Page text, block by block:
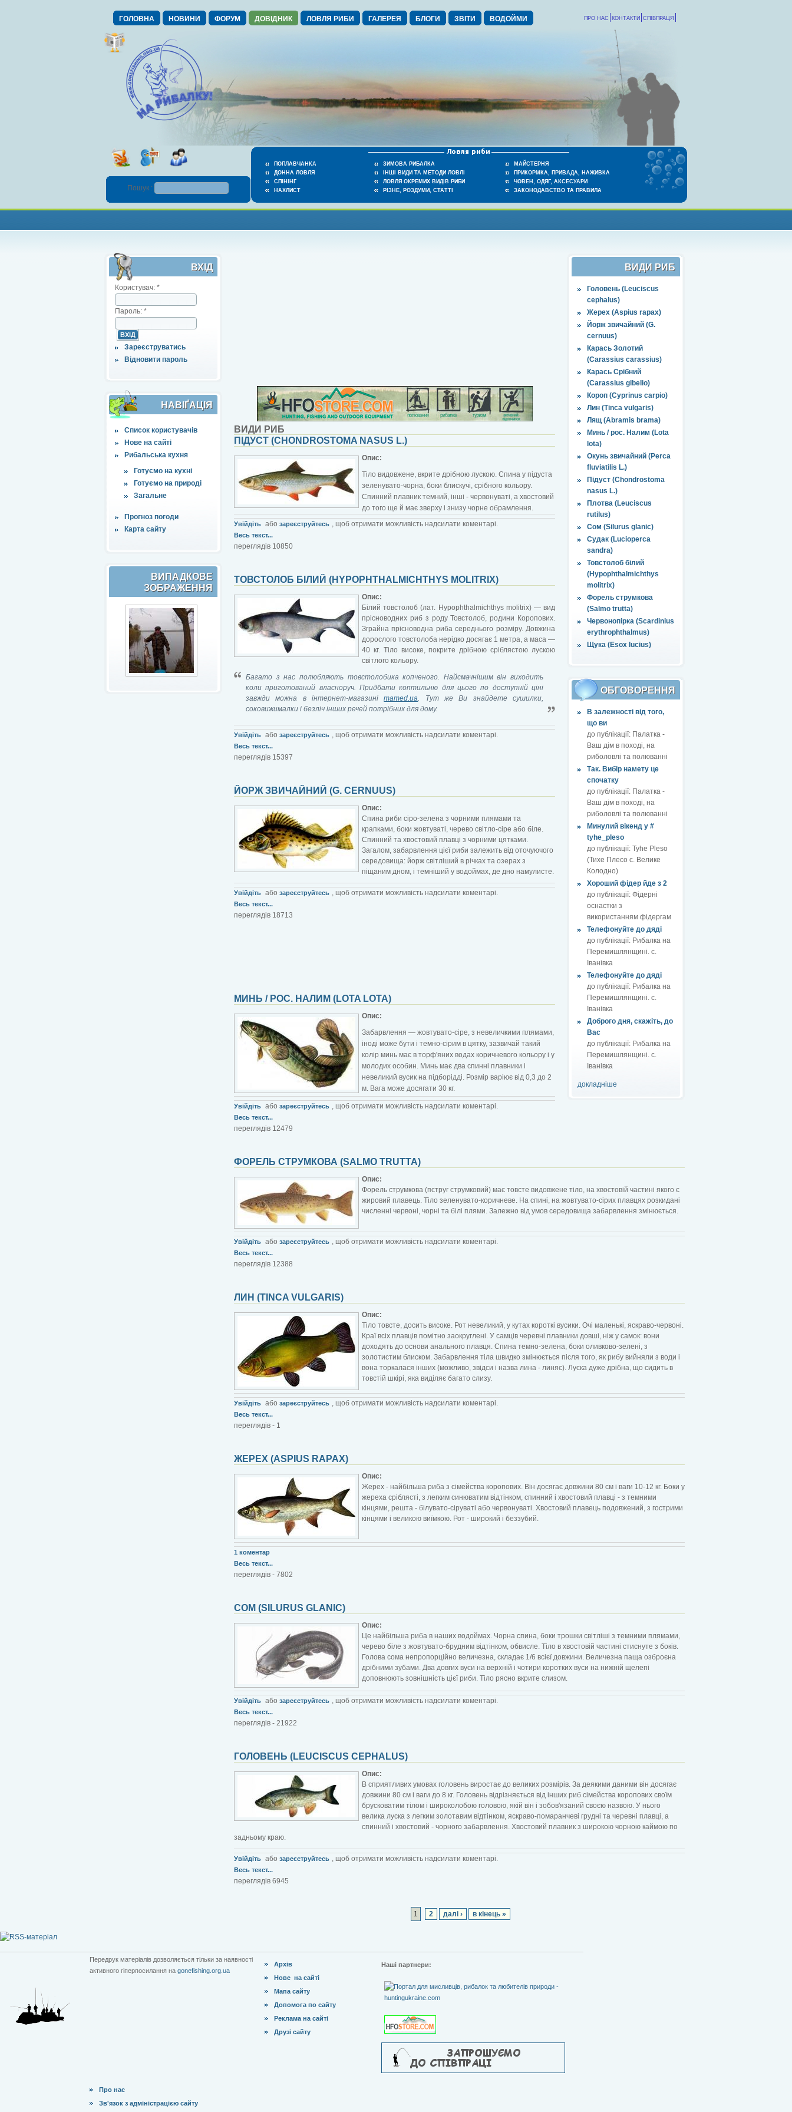
ГОЛОВНА НОВИНИ ФОРУМ ДОВІДНИК ЛОВЛЯ РИБИ ГАЛЕРЕЯ БЛОГИ ЗВІТИ ВОДОЙМИ СПІВПРАЦЯ
КОНТАКТИ
ПРО НАС
ПОПЛАВЧАНКА
ДОННА ЛОВЛЯ
СПІНІНГ
НАХЛИСТ
ЗИМОВА РИБАЛКА
ІНШІ ВИДИ ТА МЕТОДИ ЛОВЛІ
ЛОВЛЯ ОКРЕМИХ ВИДІВ РИБИ
РІЗНЕ, РОЗДУМИ, СТАТТІ
МАЙСТЕРНЯ
ПРИКОРМКА, ПРИВАДА, НАЖИВКА
ЧОВЕН, ОДЯГ, АКСЕСУАРИ
ЗАКОНОДАВСТВО ТА ПРАВИЛА
Пошук :
ВХІД
Користувач: *
Пароль: *
Зареєструватись
Відновити пароль
НАВІҐАЦІЯ
Список користувачів
Нове на сайті
Рибальська кухня
Готуємо на кухні
Готуємо на природі
Загальне
Прогноз погоди
Карта сайту
ВИПАДКОВЕ
ЗОБРАЖЕННЯ
ВИДИ РИБ
Головень (Leuciscus
cephalus)
Жерех (Aspius rapax)
Йорж звичайний (G.
cernuus)
Карась Золотий
(Carassius carassius)
Карась Срібний
(Carassius gibelio)
Короп (Cyprinus carpio)
Лин (Tinca vulgaris)
Лящ (Abramis brama)
Минь / рос. Налим (Lota
lota)
Окунь звичайний (Perca
fluviatilis L.)
Підуст (Chondrostoma
nasus L.)
Плотва (Leuciscus
rutilus)
Сом (Silurus glanic)
Судак (Lucioperca
sandra)
Товстолоб білий
(Hypophthalmichthys
molitrix)
Форель струмкова
(Salmo trutta)
Червонопірка (Scardinius
erythrophthalmus)
Щука (Esox lucius)
ОБГОВОРЕННЯ
В залежності від того,
що ви
до публікації: Палатка -
Ваш дім в поході, на
риболовлі та полюванні
Так. Вибір намету це
спочатку
до публікації: Палатка -
Ваш дім в поході, на
риболовлі та полюванні
Минулий вікенд у #
tyhe_pleso
до публікації: Tyhe Pleso
(Тихе Плесо с. Велике
Колодно)
Хороший фідер йде з 2
до публікації: Фідерні
оснастки з
використанням фідергам
Телефонуйте до дяді
до публікації: Рибалка на
Перемишлянщині. с.
Іванівка
Телефонуйте до дяді
до публікації: Рибалка на
Перемишлянщині. с.
Іванівка
Доброго дня, скажіть, до
Вас
до публікації: Рибалка на
Перемишлянщині. с.
Іванівка
докладніше
ВИДИ РИБ
ПІДУСТ (CHONDROSTOMA NASUS L.)
Опис:
Тіло видовжене, вкрите дрібною лускою. Спина у підуста
зеленувато-чорна, боки блискучі, срібного кольору.
Спинний плавник темний, інші - червонуваті, а хвостовий
до того ще й має зверху і знизу чорне обрамлення.
Увійдіть або зареєструйтесь , щоб отримати можливість надсилати коментарі.
Весь текст...
переглядів 10850
ТОВСТОЛОБ БІЛИЙ (HYPOPHTHALMICHTHYS MOLITRIX)
Опис:
Білий товстолоб (лат. Hypophthalmichthys molitrix) — вид
прісноводних риб з роду Товстолоб, родини Коропових.
Зграйна прісноводна риба середнього розміру. Довжина
дорослого товстолоба нерідко досягає 1 метра, а маса —
40 кг. Тіло високе, покрите дрібною сріблястою лускою
світлого кольору.
Багато з нас полюбляють товстолобика копченого. Найсмачнішим він виходить
коли приготований власноруч. Придбати коптильню для цього по доступній ціні
завжди можна в інтернет-магазиніmamed.ua. Тут же Ви знайдете сушилки,
соковижималки і безліч інших речей потрібних для дому.
Увійдіть або зареєструйтесь , щоб отримати можливість надсилати коментарі.
Весь текст...
переглядів 15397
ЙОРЖ ЗВИЧАЙНИЙ (G. CERNUUS)
Опис:
Спина риби сіро-зелена з чорними плямами та
крапками, боки жовтуваті, черево світло-сіре або біле.
Спинний та хвостовий плавці з чорними цятками.
Загалом, забарвлення цієї риби залежить від оточуючого
середовища: йорж світліший в річках та озерах з
піщаним дном, і темніший у водоймах, де дно намулисте.
Увійдіть або зареєструйтесь , щоб отримати можливість надсилати коментарі.
Весь текст...
переглядів 18713
МИНЬ / РОС. НАЛИМ (LOTA LOTA)
Опис:
Забарвлення — жовтувато-сіре, з невеличкими плямами,
іноді може бути і темно-сірим в цятку, зазвичай такий
колір минь має в торф'яних водах коричневого кольору і у
молодих особин. Минь має два спинні плавники і
невеликий вусик на підборідді. Розмір варіює від 0,3 до 2
м. Вага може досягати 30 кг.
Увійдіть або зареєструйтесь , щоб отримати можливість надсилати коментарі.
Весь текст...
переглядів 12479
ФОРЕЛЬ СТРУМКОВА (SALMO TRUTTA)
Опис:
Форель струмкова (пструг струмковий) має товсте видовжене тіло, на хвостовій частині якого є
жировий плавець. Тіло зеленувато-коричневе. На спині, на жовтувато-сірих плавцях розкидані
численні червоні, чорні та білі плями. Залежно від умов середовища забарвлення змінюється.
Увійдіть або зареєструйтесь , щоб отримати можливість надсилати коментарі.
Весь текст...
переглядів 12388
ЛИН (TINCA VULGARIS)
Опис:
Тіло товсте, досить високе. Рот невеликий, у кутах короткі вусики. Очі маленькі, яскраво-червоні.
Краї всіх плавців помітно заокруглені. У самців черевні плавники довші, ніж у самок: вони
доходять до основи анального плавця. Спина темно-зелена, боки оливково-зелені, з
золотистим блиском. Забарвлення тіла швидко змінюється після того, як рибу вийняли з води і
вона торкалася інших (можливо, звідси і назва лина - линяє). Луска дуже дрібна, що сидить в
товстій шкірі, яка виділяє багато слизу.
Увійдіть або зареєструйтесь , щоб отримати можливість надсилати коментарі.
Весь текст...
переглядів - 1
ЖЕРЕХ (ASPIUS RAPAX)
Опис:
Жерех - найбільша риба з сімейства коропових. Він досягає довжини 80 см і ваги 10-12 кг. Боки у
жереха сріблясті, з легким синюватим відтінком, спинний і хвостовий плавці - з темними
кінцями, решта - білувато-сіруваті або червонуваті. Хвостовий плавець подовжений, з гострими
кінцями і великою виїмкою. Рот - широкий і беззубий.
1 коментар
Весь текст...
переглядів - 7802
СОМ (SILURUS GLANIC)
Опис:
Це найбільша риба в наших водоймах. Чорна спина, боки трошки світліші з темними плямами,
черево біле з жовтувато-брудним відтінком, обвисле. Тіло в хвостовій частині стиснуте з боків.
Голова сома непропорційно величезна, складає 1/6 всієї довжини. Величезна паща озброєна
дрібними зубами. Два довгих вуси на верхній і чотири коротких вуси на нижній щелепі
доповнюють зовнішність цієї риби. Тіло рясно вкрите слизом.
Увійдіть або зареєструйтесь , щоб отримати можливість надсилати коментарі.
Весь текст...
переглядів - 21922
ГОЛОВЕНЬ (LEUCISCUS CEPHALUS)
Опис:
В сприятливих умовах головень виростає до великих розмірів. За деякими даними він досягає
довжини 80 см і ваги до 8 кг. Головень відрізняється від інших риб сімейства коропових своїм
брусковатим тілом і широколобою головою, якій він і зобов'язаний своєю назвою. У нього
велика луска з легким золотавим відтінком, яскраво-помаранчеві грудні та черевні плавці, а
спинний і хвостовий - чорного забарвлення. Хвостовий плавник з широкою чорною каймою по
задньому краю.
Увійдіть або зареєструйтесь , щоб отримати можливість надсилати коментарі.
Весь текст...
переглядів 6945
1 2 далі › в кінець »
Передрук матеріалів дозволяється тільки за наявності
активного гіперпосилання на gonefishing.org.ua
Архів
Нове на сайті
Мапа сайту
Допомога по сайту
Реклама на сайті
Друзі сайту
Наші партнери:
Про нас
Зв'язок з адміністрацією сайту